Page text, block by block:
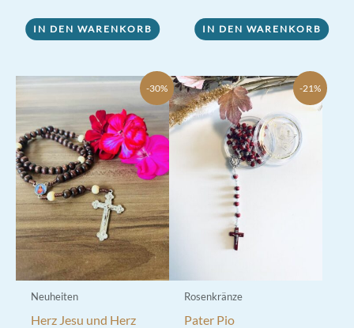
IN DEN WARENKORB IN DEN WARENKORB
-30%
Neuheiten
Herz Jesu und Herz
-21%
Rosenkränze
Pater Pio